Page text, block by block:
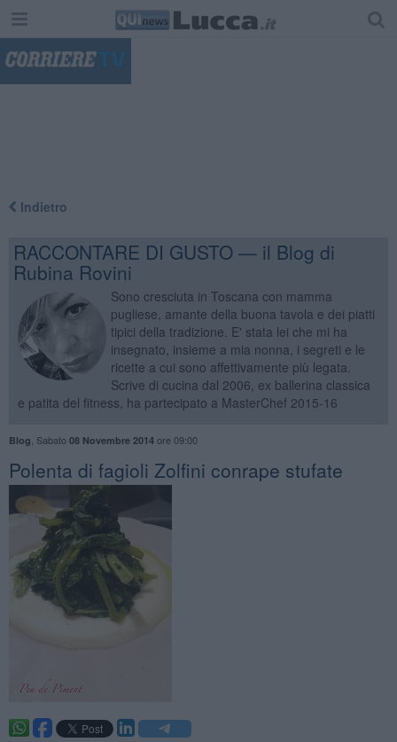
Indietro
RACCONTARE DI GUSTO — il Blog di
Rubina Rovini
Sono cresciuta in Toscana con mamma
pugliese, amante della buona tavola e dei piatti
tipici della tradizione. E' stata lei che mi ha
insegnato, insieme a mia nonna, i segreti e le
ricette a cui sono affettivamente più legata.
Scrive di cucina dal 2006, ex ballerina classica
e patita del fitness, ha partecipato a MasterChef 2015-16
Blog Sabato 08 Novembre 2014ore 09:00
Polenta di fagioli Zolfini conrape stufate